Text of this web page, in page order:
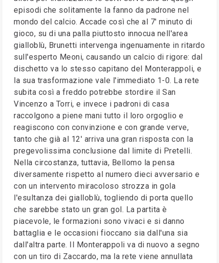
episodi che solitamente la fanno da padrone nel
mondo del calcio. Accade così che al 7' minuto di
gioco, su di una palla piuttosto innocua nell'area
gialloblù, Brunetti intervenga ingenuamente in ritardo
sull'esperto Meoni, causando un calcio di rigore: dal
dischetto va lo stesso capitano del Monterappoli, e
la sua trasformazione vale l'immediato 1-0. La rete
subita così a freddo potrebbe stordire il San
Vincenzo a Torri, e invece i padroni di casa
raccolgono a piene mani tutto il loro orgoglio e
reagiscono con convinzione e con grande verve,
tanto che già al 12' arriva una gran risposta con la
pregevolissima conclusione dal limite di Pretelli.
Nella circostanza, tuttavia, Bellomo la pensa
diversamente rispetto al numero dieci avversario e
con un intervento miracoloso strozza in gola
l'esultanza dei gialloblù, togliendo di porta quello
che sarebbe stato un gran gol. La partita è
piacevole, le formazioni sono vivaci e si danno
battaglia e le occasioni fioccano sia dall'una sia
dall'altra parte. Il Monterappoli va di nuovo a segno
con un tiro di Zaccardo, ma la rete viene annullata